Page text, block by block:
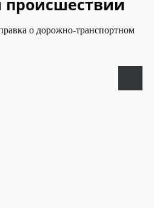
о дорожно-транспортном